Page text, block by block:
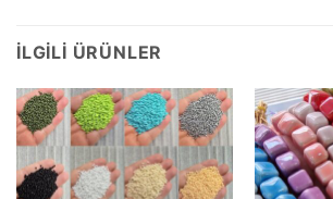
İLGILI ÜRÜNLER